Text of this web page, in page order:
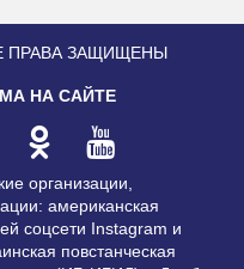
ПРАВА ЗАЩИЩЕНЫ
НА САЙТЕ
организации,
американская
соцсети Instagram и
повстанческая